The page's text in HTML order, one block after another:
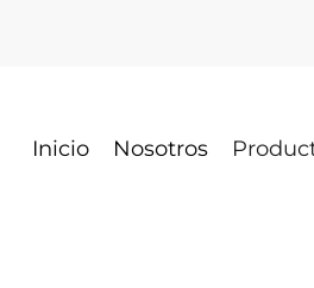
Inicio Nosotros